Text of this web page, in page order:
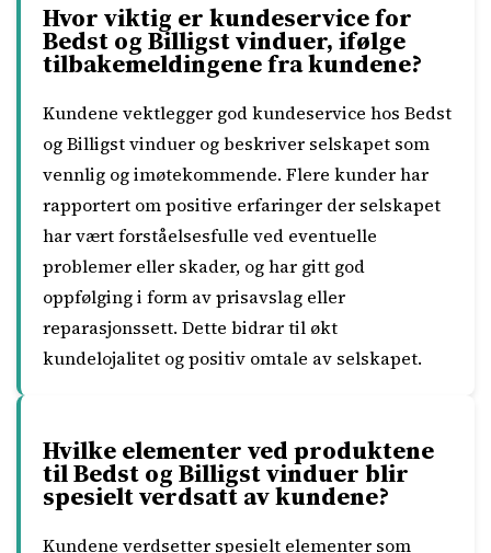
Hvor viktig er kundeservice for
Bedst og Billigst vinduer, ifølge
tilbakemeldingene fra kundene?
Kundene vektlegger god kundeservice hos Bedst
og Billigst vinduer og beskriver selskapet som
vennlig og imøtekommende. Flere kunder har
rapportert om positive erfaringer der selskapet
har vært forståelsesfulle ved eventuelle
problemer eller skader, og har gitt god
oppfølging i form av prisavslag eller
reparasjonssett. Dette bidrar til økt
kundelojalitet og positiv omtale av selskapet.
Hvilke elementer ved produktene
til Bedst og Billigst vinduer blir
spesielt verdsatt av kundene?
Kundene verdsetter spesielt elementer som